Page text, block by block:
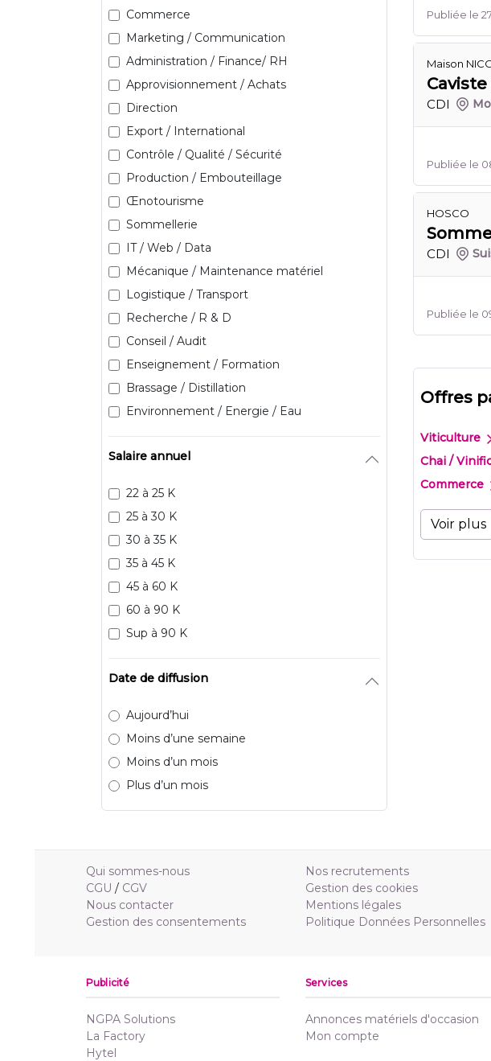
Commerce
Marketing / Communication
Administration / Finance/ RH
Approvisionnement / Achats
Direction
Export / International
Contrôle / Qualité / Sécurité
Production / Embouteillage
Œnotourisme
Sommellerie
IT / Web / Data
Mécanique / Maintenance matériel
Logistique / Transport
Recherche / R & D
Conseil / Audit
Enseignement / Formation
Brassage / Distillation
Environnement / Energie / Eau
Salaire annuel
22 à 25 K
25 à 30 K
30 à 35 K
35 à 45 K
45 à 60 K
60 à 90 K
Sup à 90 K
Date de diffusion
Aujourd’hui
Moins d’une semaine
Moins d’un mois
Plus d’un mois
Publiée le
Maison
CDI
Publiée le
HOSCO
CDI
Publiée le
Offres
Viticulture
Chai /
Commerce
Voir plus
Qui sommes-nous
CGU / CGV
Nous contacter
Gestion des consentements
Nos recrutements
Gestion des cookies
Mentions légales
Politique Données Personnelles
Publicité
NGPA Solutions
La Factory
Hytel
Services
Annonces matériels d'occasion
Mon compte